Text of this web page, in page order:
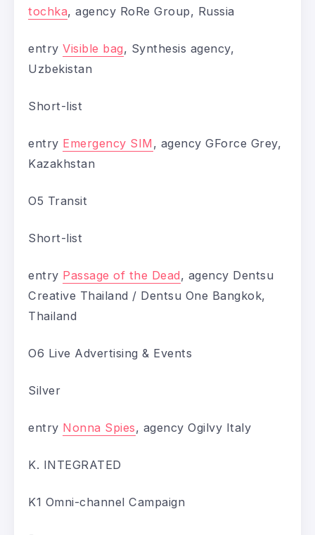
tochka, agency RoRe Group, Russia
entry Visible bag, Synthesis agency,
Uzbekistan
Short-list
entry Emergency SIM , agency GForce Grey,
Kazakhstan
O5 Transit
Short-list
entry Passage of the Dead, agency Dentsu
Creative Thailand / Dentsu One Bangkok,
Thailand
O6 Live Advertising & Events
Silver
entry Nonna Spies, agency Ogilvy Italy
K. INTEGRATED
K1 Omni-channel Campaign